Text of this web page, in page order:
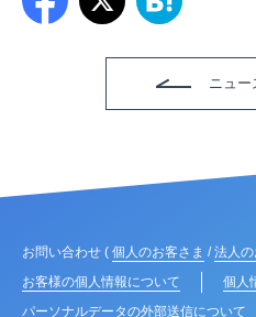
ニュー
お問い合わせ ( 個人のお客さま / 法人の
お客様の個人情報について
個人
パーソナルデータの外部送信について